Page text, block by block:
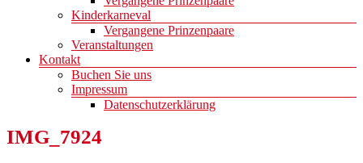
Kinderkarneval
Vergangene Prinzenpaare
Veranstaltungen
Kontakt
Buchen Sie uns
Impressum
Datenschutzerklärung
IMG_7924